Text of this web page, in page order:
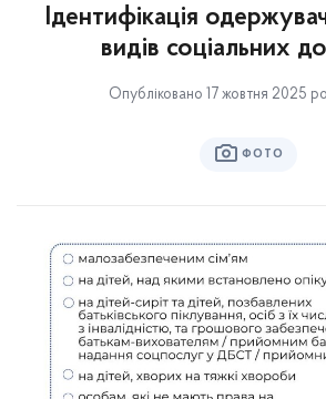
Ідентифікація
видів соціальних
Опубліковано 17 жовтня 2025
ФОТО